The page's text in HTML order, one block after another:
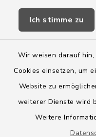
Ich stimme zu
Wir weisen darauf
Cookies einsetzen, um
Website zu
weiterer Dienste wird
Weitere
Wege-